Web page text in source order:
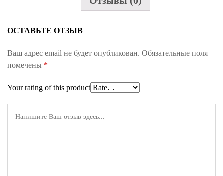
ОСТАВЬТЕ ОТЗЫВ
Ваш адрес email не будет опубликован. Обязательные поля
помечены *
Your rating of this product